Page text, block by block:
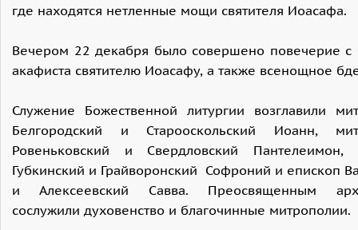
где находятся нетленные мощи святителя Иоасафа.
Вечером 22 декабря было совершено повечерие с
акафиста святителю Иоасафу, а также всенощное
Служение Божественной литургии возглавили
Белгородский и Старооскольский Иоанн,
Ровеньковский и Свердловский Пантелеимон,
Губкинский и Грайворонский Софроний и епископ
и Алексеевский Савва. Преосвященным
сослужили духовенство и благочинные митрополии.